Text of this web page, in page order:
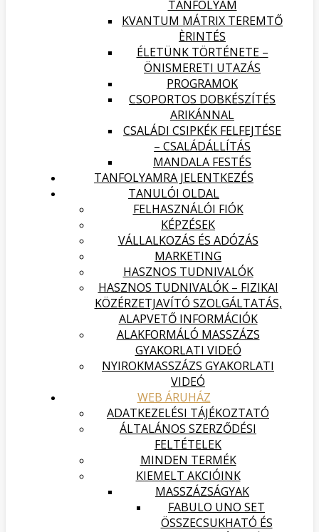
TANFOLYAM
KVANTUM MÁTRIX TEREMTŐ
ÈRINTÉS
ÉLETÜNK TÖRTÉNETE –
ÖNISMERETI UTAZÁS
PROGRAMOK
CSOPORTOS DOBKÉSZÍTÉS
ARIKÁNNAL
CSALÁDI CSIPKÉK FELFEJTÉSE
– CSALÁDÁLLÍTÁS
MANDALA FESTÉS
TANFOLYAMRA JELENTKEZÉS
TANULÓI OLDAL
FELHASZNÁLÓI FIÓK
KÉPZÉSEK
VÁLLALKOZÁS ÉS ADÓZÁS
MARKETING
HASZNOS TUDNIVALÓK
HASZNOS TUDNIVALÓK – FIZIKAI
KÖZÉRZETJAVÍTÓ SZOLGÁLTATÁS,
ALAPVETŐ INFORMÁCIÓK
ALAKFORMÁLÓ MASSZÁZS
GYAKORLATI VIDEÓ
NYIROKMASSZÁZS GYAKORLATI
VIDEÓ
WEB ÁRUHÁZ
ADATKEZELÉSI TÁJÉKOZTATÓ
ÁLTALÁNOS SZERZŐDÉSI
FELTÉTELEK
MINDEN TERMÉK
KIEMELT AKCIÓINK
MASSZÁZSÁGYAK
FABULO UNO SET
ÖSSZECSUKHATÓ ÉS